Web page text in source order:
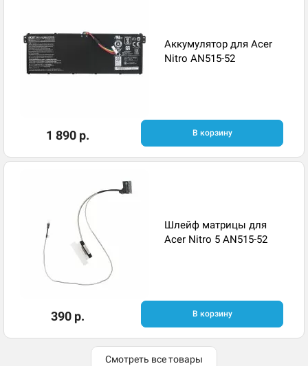
Аккумулятор для Acer
Nitro AN515-52
1 890 р. В корзину
Шлейф матрицы для
Acer Nitro 5 AN515-52
390 р. В корзину
Смотреть все товары